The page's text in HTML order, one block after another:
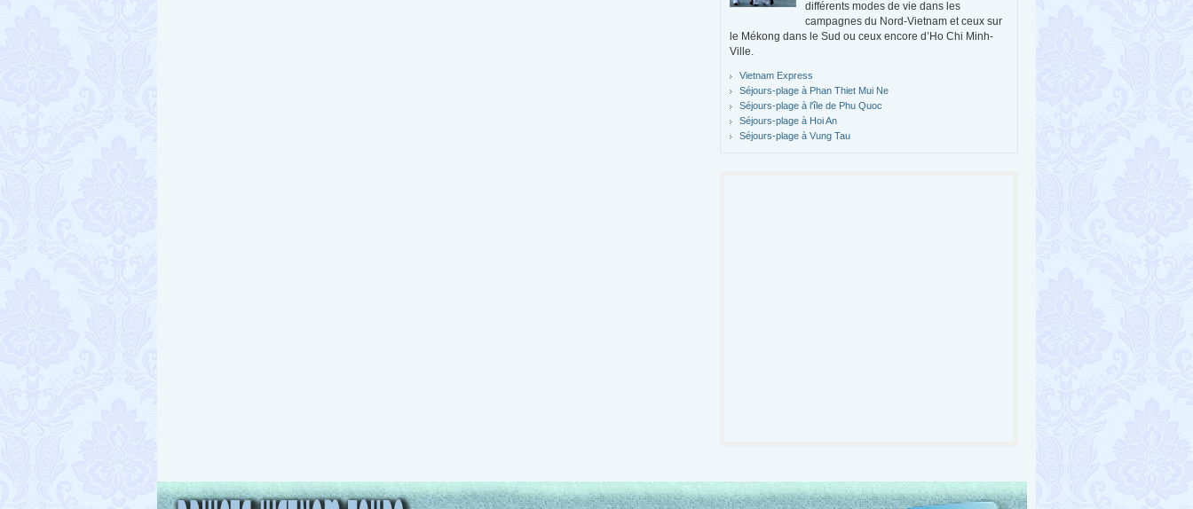
différents modes de vie dans les
campagnes du Nord-Vietnam et ceux sur
le Mékong dans le Sud ou ceux encore d’Ho Chi Minh-
Ville.
Vietnam Express
Séjours-plage à Phan Thiet Mui Ne
Séjours-plage à l'île de Phu Quoc
Séjours-plage à Hoi An
Séjours-plage à Vung Tau